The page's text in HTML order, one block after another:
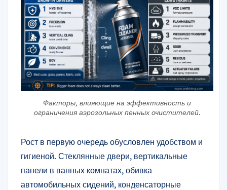
Факторы, влияющие на эффективность и
ограничения аэрозольных пенных очистителей.
Рост в первую очередь обусловлен удобством и
гигиеной. Стеклянные двери, вертикальные
панели в ванных комнатах, обивка
автомобильных сидений, конденсаторные